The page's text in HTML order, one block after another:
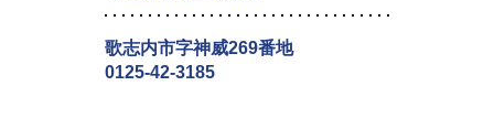
歌志内市字神威269番地
0125-42-3185